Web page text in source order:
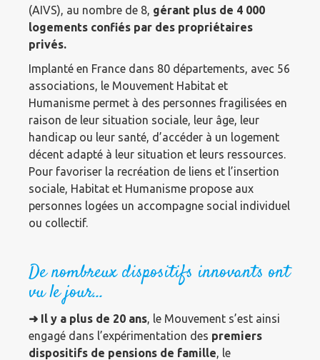
(AIVS), au nombre de 8, gérant plus de 4 000
logements confiés par des propriétaires
privés.
Implanté en France dans 80 départements, avec 56
associations, le Mouvement Habitat et
Humanisme permet à des personnes fragilisées en
raison de leur situation sociale, leur âge, leur
handicap ou leur santé, d’accéder à un logement
décent adapté à leur situation et leurs ressources.
Pour favoriser la recréation de liens et l’insertion
sociale, Habitat et Humanisme propose aux
personnes logées un accompagne social individuel
ou collectif.
De nombreux dispositifs innovants ont
vu le jour…
➜ Il y a plus de 20 ans, le Mouvement s’est ainsi
engagé dans l’expérimentation des premiers
dispositifs de pensions de famille, le